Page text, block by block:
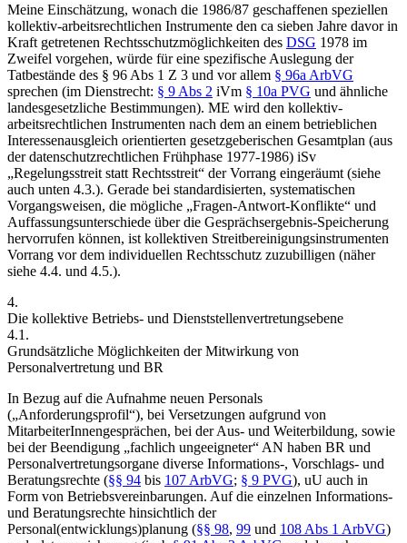
Meine Einschätzung, wonach die 1986/87 geschaffenen speziellen
kollektiv-arbeitsrechtlichen Instrumente den ca sieben Jahre davor in
Kraft getretenen Rechtsschutzmöglichkeiten des DSG 1978 im
Zweifel vorgehen, würde für eine spezifische Auslegung der
Tatbestände des § 96 Abs 1 Z 3 und vor allem § 96a ArbVG
sprechen (im Dienstrecht: § 9 Abs 2 iVm § 10a PVG und ähnliche
landesgesetzliche Bestimmungen). ME wird den kollektiv-
arbeitsrechtlichen Instrumenten nach dem an einem betrieblichen
Interessenausgleich orientierten gesetzgeberischen Gesamtplan (aus
der datenschutzrechtlichen Frühphase 1977-1986) iSv
„Regelungsstreit statt Rechtsstreit“ der Vorrang eingeräumt (siehe
auch unten 4.3.). Gerade bei standardisierten, systematischen
Vorgangsweisen, die mögliche „Fragen-Antwort-Konflikte“ und
Auffassungsunterschiede über die Gesprächsergebnis-Speicherung
hervorrufen können, ist kollektiven Streitbereinigungsinstrumenten
Vorrang vor dem individuellen Rechtsschutz zuzubilligen (näher
siehe 4.4. und 4.5.).
4.
Die kollektive Betriebs- und Dienststellenvertretungsebene
4.1.
Grundsätzliche Möglichkeiten der Mitwirkung von
Personalvertretung und BR
In Bezug auf die Aufnahme neuen Personals
(„Anforderungsprofil“), bei Versetzungen aufgrund von
MitarbeiterInnengesprächen, bei der Aus- und Weiterbildung, sowie
bei der Beendigung „fachlich ungeeigneter“ AN haben BR und
Personalvertretungsorgane diverse Informations-, Vorschlags- und
Beratungsrechte (§§ 94 bis 107 ArbVG; § 9 PVG), uU auch in
Form von Betriebsvereinbarungen. Auf die einzelnen Informations-
und Beratungsrechte hinsichtlich der
Personal(entwicklungs)planung (§§ 98, 99 und 108 Abs 1 ArbVG)